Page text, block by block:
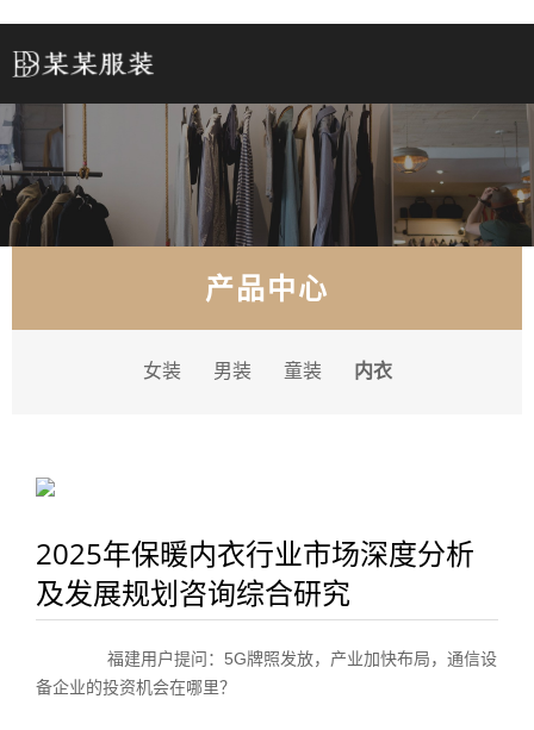
产品中心
女装 男装 童装 内衣
2025年保暖内衣行业市场深度分析
及发展规划咨询综合研究
福建用户提问：5G牌照发放，产业加快布局，通信设
备企业的投资机会在哪里？